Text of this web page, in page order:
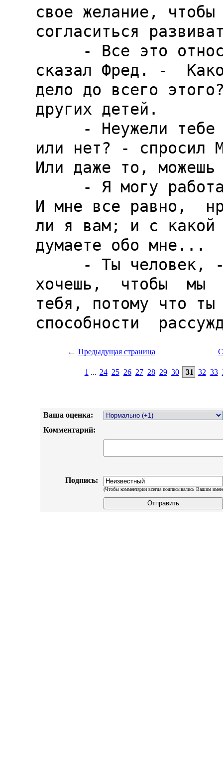
← Предыдущая страница
1 ... 24 25 26 27 28 29 30 31 32 33
Ваша оценка:
Комментарий:
Подпись:
(Чтобы комментарии всегда подписывались Вашим